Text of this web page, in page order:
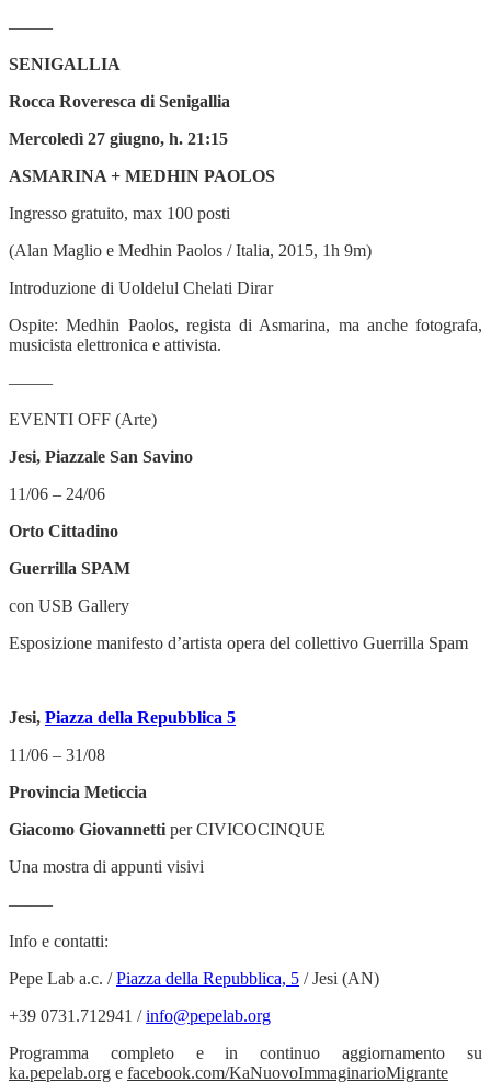
——–
SENIGALLIA
Rocca Roveresca di Senigallia
Mercoledì 27 giugno, h. 21:15
ASMARINA + MEDHIN PAOLOS
Ingresso gratuito, max 100 posti
(Alan Maglio e Medhin Paolos / Italia, 2015, 1h 9m)
Introduzione di Uoldelul Chelati Dirar
Ospite: Medhin Paolos, regista di Asmarina, ma anche fotografa,
musicista elettronica e attivista.
——–
EVENTI OFF (Arte)
Jesi, Piazzale San Savino
11/06 – 24/06
Orto Cittadino
Guerrilla SPAM
con USB Gallery
Esposizione manifesto d’artista opera del collettivo Guerrilla Spam
Jesi, Piazza della Repubblica 5
11/06 – 31/08
Provincia Meticcia
Giacomo Giovannetti per CIVICOCINQUE
Una mostra di appunti visivi
——–
Info e contatti:
Pepe Lab a.c. /Piazza della Repubblica, 5 / Jesi (AN)
+39 0731.712941 /info@pepelab.org
Programma completo e in continuo aggiornamento su
ka.pepelab.org e facebook.com/KaNuovoImmaginarioMigrante